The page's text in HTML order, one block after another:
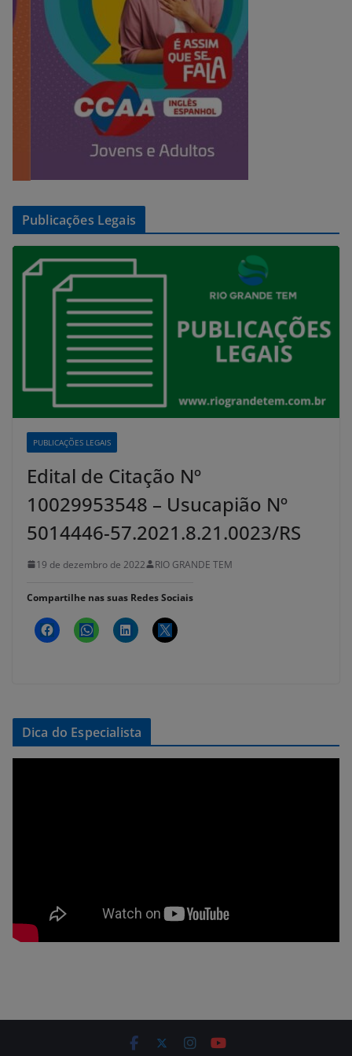
Publicações Legais
PUBLICAÇÕES LEGAIS
Edital de Citação Nº
10029953548 – Usucapião Nº
5014446-57.2021.8.21.0023/RS
19 de dezembro de 2022 RIO GRANDE TEM
Compartilhe nas suas Redes Sociais
Dica do Especialista